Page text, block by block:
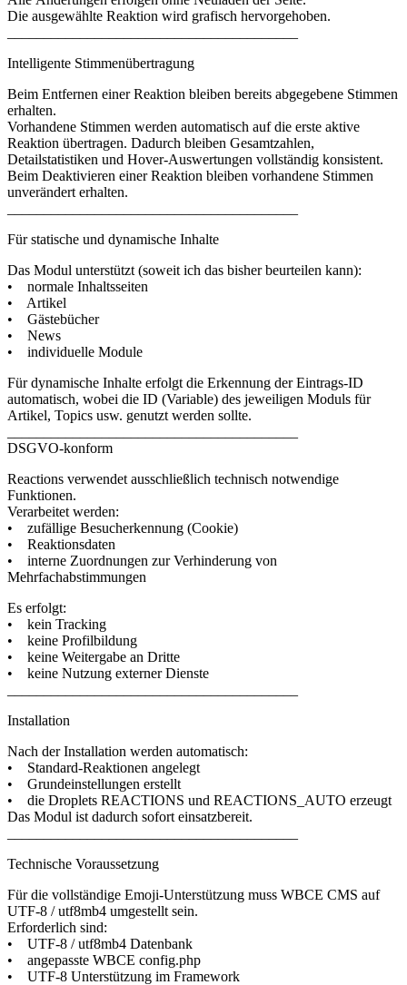
Die ausgewählte Reaktion wird grafisch hervorgehoben.
Intelligente Stimmenübertragung
Beim Entfernen einer Reaktion bleiben bereits abgegebene Stimmen
erhalten.
Vorhandene Stimmen werden automatisch auf die erste aktive
Reaktion übertragen. Dadurch bleiben Gesamtzahlen,
Detailstatistiken und Hover-Auswertungen vollständig konsistent.
Beim Deaktivieren einer Reaktion bleiben vorhandene Stimmen
unverändert erhalten.
Für statische und dynamische Inhalte
Das Modul unterstützt (soweit ich das bisher beurteilen kann):
• normale Inhaltsseiten
• Artikel
• Gästebücher
• News
• individuelle Module
Für dynamische Inhalte erfolgt die Erkennung der Eintrags-ID
automatisch, wobei die ID (Variable) des jeweiligen Moduls für
Artikel, Topics usw. genutzt werden sollte.
DSGVO-konform
Reactions verwendet ausschließlich technisch notwendige
Funktionen.
Verarbeitet werden:
• zufällige Besucherkennung (Cookie)
• Reaktionsdaten
• interne Zuordnungen zur Verhinderung von
Mehrfachabstimmungen
Es erfolgt:
• kein Tracking
• keine Profilbildung
• keine Weitergabe an Dritte
• keine Nutzung externer Dienste
Installation
Nach der Installation werden automatisch:
• Standard-Reaktionen angelegt
• Grundeinstellungen erstellt
• die Droplets REACTIONS und REACTIONS_AUTO erzeugt
Das Modul ist dadurch sofort einsatzbereit.
Technische Voraussetzung
Für die vollständige Emoji-Unterstützung muss WBCE CMS auf
UTF-8 / utf8mb4 umgestellt sein.
Erforderlich sind:
• UTF-8 / utf8mb4 Datenbank
• angepasste WBCE config.php
• UTF-8 Unterstützung im Framework